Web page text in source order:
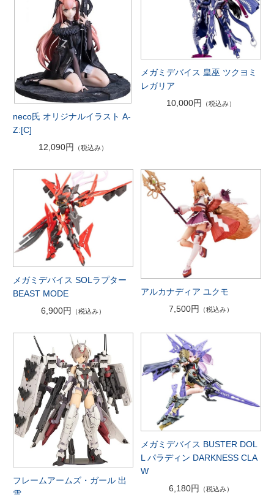
neco氏 オリジナルイラスト A-
Z:[C]
12,090円
（税込み）
メガミデバイス 皇巫 ツクヨミ
レガリア
10,000円
（税込み）
メガミデバイス SOLラプター
BEAST MODE
6,900円
（税込み）
アルカナディア ユクモ
7,500円
（税込み）
フレームアームズ・ガール 出
メガミデバイス BUSTER DOL
L パラディン DARKNESS CLA
W
6,180円
（税込み）